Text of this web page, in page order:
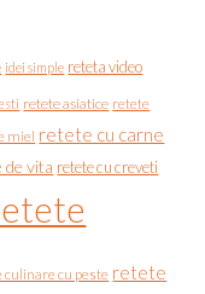
idei simple reteta video
retete asiatice retete
miel retete cu carne
de vita retete cu creveti
culinare cu peste retete